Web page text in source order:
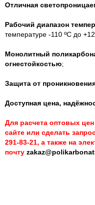
Отличная
Рабочий диапазон
температуре -110 ºС до
Монолитный
огнестойкостью;
Защита от
Доступная цена,
Для расчета оптовых
сайте или сделать
291-83-21, а также на
почту